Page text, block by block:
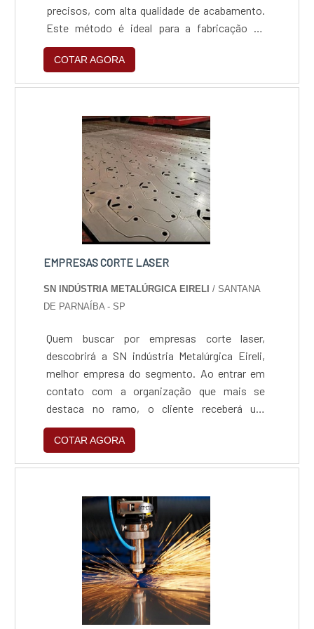
precisos, com alta qualidade de acabamento.
Este método é ideal para a fabricação de
peças que exigem precisão milimétrica e
contornos complexos, garantindo eficiência
no corte sem deformar o material.
COTAR AGORA
EMPRESAS CORTE LASER
SN INDÚSTRIA METALÚRGICA EIRELI / SANTANA
DE PARNAÍBA - SP
Quem buscar por empresas corte laser,
descobrirá a SN indústria Metalúrgica Eireli,
melhor empresa do segmento. Ao entrar em
contato com a organização que mais se
destaca no ramo, o cliente receberá um
suporte completo para sanar eventuais
dúvidas sobre o serviço que deseja
solicitar.Quando o tema é empresas corte
cliente encontrará precisão e as melhores
soluções para indústrias de diversos
segmentos.ALGUNS DETALHES SOBRE
EMPRESAS CORTE LASERA SN indústria
Metalúrgica Eireli canaliza seus recursos em
produzir uma estrutura aos clientes com
escritório de alta qualidade onde são
realizadas as atividades e estrutura suficiente
COTAR AGORA